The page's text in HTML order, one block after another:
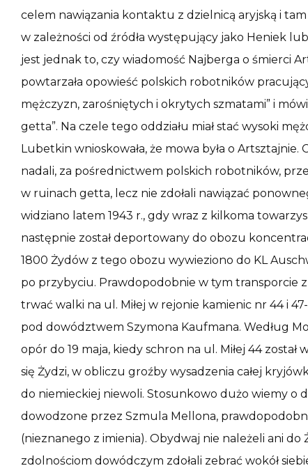
celem nawiązania kontaktu z dzielnicą aryjską i
w zależności od źródła występujący jako Heniek
jest jednak to, czy wiadomość Najberga o śmierci
powtarzała opowieść polskich robotników
mężczyzn, zarośniętych i okrytych szmatami” i
getta”. Na czele tego oddziału miał stać wysoki
Lubetkin wnioskowała, że mowa była o Artsztajnie.
nadali, za pośrednictwem polskich robotników,
w ruinach getta, lecz nie zdołali nawiązać
widziano latem 1943 r., gdy wraz z kilkoma
następnie został deportowany do obozu
1800 Żydów z tego obozu wywieziono do KL
po przybyciu. Prawdopodobnie w tym transporcie
trwać walki na ul. Miłej w rejonie kamienic nr 44 i
pod dowództwem Szymona Kaufmana. Według
opór do 19 maja, kiedy schron na ul. Miłej 44
się Żydzi, w obliczu groźby wysadzenia całej
do niemieckiej niewoli. Stosunkowo dużo wiemy o
dowodzone przez Szmula Mellona,
(nieznanego z imienia). Obydwaj nie należeli ani do
zdolnościom dowódczym zdołali zebrać wokół